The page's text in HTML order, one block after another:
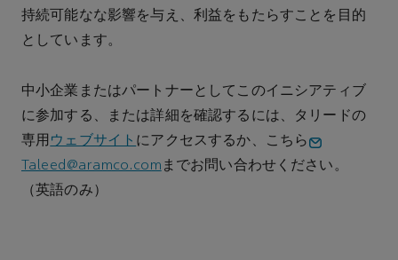
持続可能なな影響を与え、利益をもたらすことを目的
としています。
中小企業またはパートナーとしてこのイニシアティブ
に参加する、または詳細を確認するには、タリードの
専用 ウェブサイト にアクセスするか、こちら
Taleed@aramco.com までお問い合わせください。
（英語のみ）